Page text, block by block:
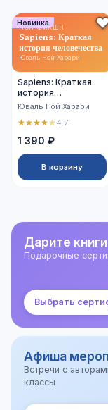
Новинка
НОН-ФИКШН
Sapiens: Краткая
история человечества
Юваль Ной Харари
Sapiens: Краткая
история
человечества
Юваль Ной Харари
★★★★★4.7
1 390 ₽
В корзину
Дарите
Подарочные
Выбрать
Афиша
Встречи с
классы